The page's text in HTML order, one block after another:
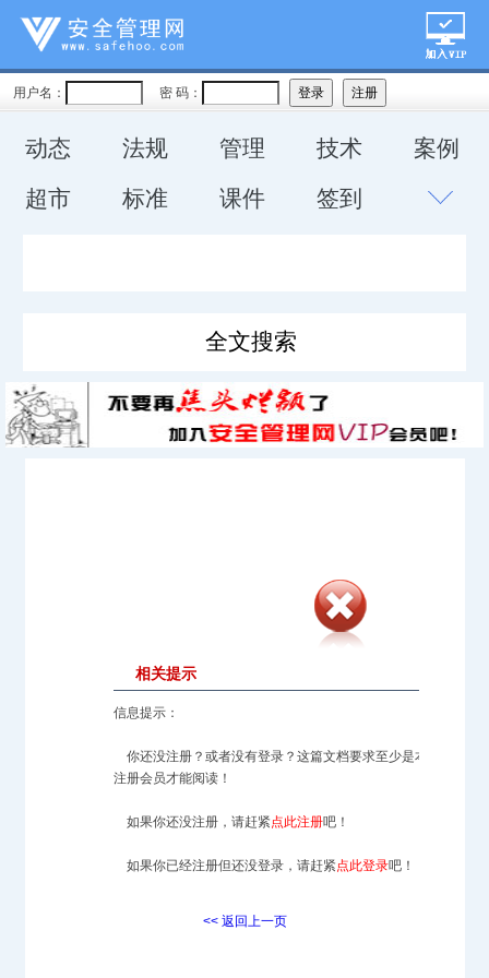
用户名： 密 码：
动态 法规 管理 技术
案例
超市
标准 课件 签到
相关提示
信息提示：
你还没注册？或者没有登录？这篇文档要求至少是本站的
注册会员才能阅读！
如果你还没注册，请赶紧 点此注册吧！
如果你已经注册但还没登录，请赶紧 点此登录吧！
<< 返回上一页